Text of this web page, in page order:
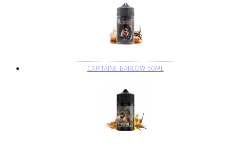
CAPITAINE BARLOW 50ML